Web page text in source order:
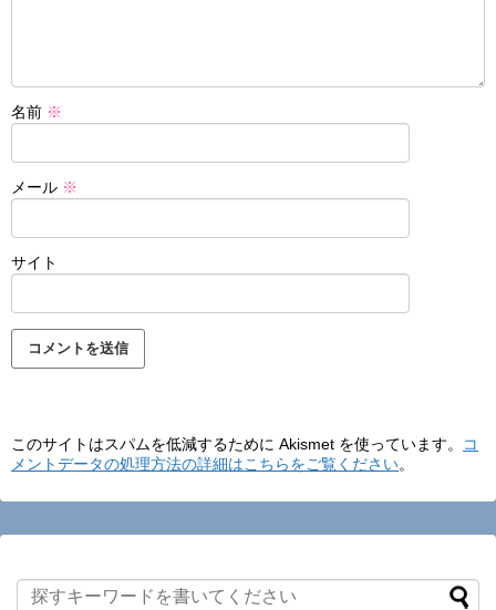
名前 ※
メール ※
サイト
このサイトはスパムを低減するために Akismet を使っています。
コ
メントデータの処理方法の詳細はこちらをご覧ください。